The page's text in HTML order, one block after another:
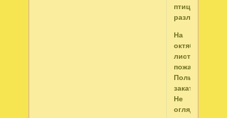
птица
разлук.
На
октябрьской
листве
пожарищем
Полыхает
закат...
Не
оглядывайся,